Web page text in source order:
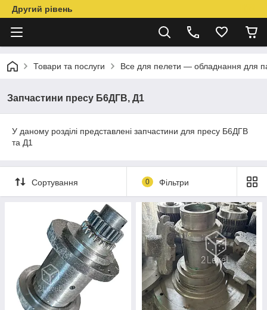
Другий рівень
Товари та послуги Все для пелети — обладнання для
Запчастини пресу Б6ДГВ, Д1
У даному розділі представлені запчастини для пресу Б6ДГВ
та Д1
Сортування 0 Фільтри